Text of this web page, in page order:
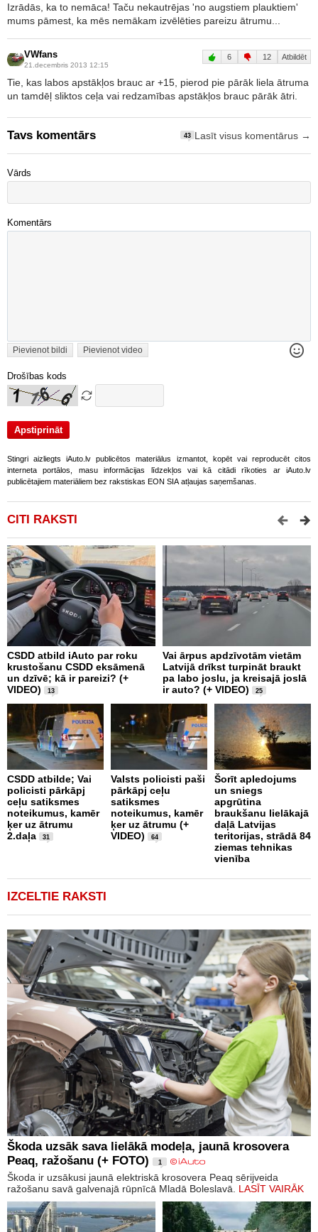
Izrādās, ka to nemāca! Taču nekautrējas 'no augstiem plauktiem'
mums pāmest, ka mēs nemākam izvēlēties pareizu ātrumu...
VWfans
21.decembris 2013 12:15
6 12 Atbildēt
Tie, kas labos apstākļos brauc ar +15, pierod pie pārāk liela ātruma
un tamdēļ sliktos ceļa vai redzamības apstākļos brauc pārāk ātri.
Tavs komentārs 43 Lasīt visus komentārus →
Vārds
Komentārs
Pievienot bildi Pievienot video
Drošības kods
Stingri aizliegts iAuto.lv publicētos materiālus izmantot, kopēt vai reproducēt citos
interneta portālos, masu informācijas līdzekļos vai kā citādi rīkoties ar iAuto.lv
publicētajiem materiāliem bez rakstiskas EON SIA atļaujas saņemšanas.
CITI RAKSTI
CSDD atbild iAuto par roku
krustošanu CSDD eksāmenā
un dzīvē; kā ir pareizi? (+
VIDEO)
13
Vai ārpus apdzīvotām vietām
Latvijā drīkst turpināt braukt
pa labo joslu, ja kreisajā joslā
ir auto? (+ VIDEO)
25
CSDD atbilde; Vai
policisti pārkāpj
ceļu satiksmes
noteikumus, kamēr
ķer uz ātrumu
2.daļa
31
Valsts policisti paši
pārkāpj ceļu
satiksmes
noteikumus, kamēr
ķer uz ātrumu (+
VIDEO)
64
Šorīt apledojums
un sniegs
apgrūtina
braukšanu lielākajā
daļā Latvijas
teritorijas, strādā 84
ziemas tehnikas
vienība
IZCELTIE RAKSTI
Škoda uzsāk sava lielākā modeļa, jaunā krosovera
Peaq, ražošanu (+ FOTO)
1
Škoda ir uzsākusi jaunā elektriskā krosovera Peaq sērijveida
ražošanu savā galvenajā rūpnīcā Mladā Boleslavā. LASĪT VAIRĀK